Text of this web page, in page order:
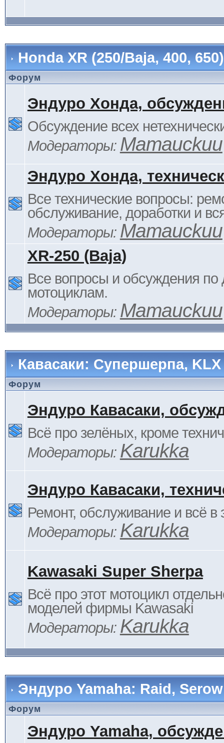
Honda XR (250/Baja, 400,
Форум
Эндуро Хонда,
Обсуждение всех
Модераторы: Mamauckuu
Эндуро Хонда,
Все технические вопросы:
обслуживание, доработки и
Модераторы: Mamauckuu
XR-250 (Baja)
Все вопросы и обсуждения
мотоциклам.
Модераторы: Mamauckuu
Кавасаки: Супершерпа,
Форум
Эндуро Кавасаки,
Всё про зелёных, кроме
Модераторы: Karukka
Эндуро Кавасаки,
Ремонт, обслуживание и всё в
Модераторы: Karukka
Kawasaki Super Sherpa
Всё про этот мотоцикл
моделей фирмы Kawasaki
Модераторы: Karukka
Эндуро Yamaha: Raid,
Форум
Эндуро Yamaha,